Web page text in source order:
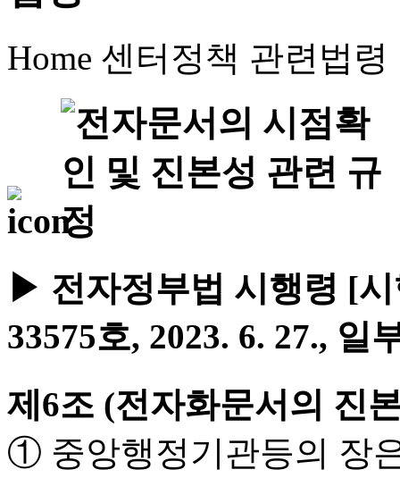
Home 센터정책 관련법령
▶ 전자정부법 시행령 [
33575호, 2023. 6. 27., 일
제6조 (전자화문서의 진
① 중앙행정기관등의 장